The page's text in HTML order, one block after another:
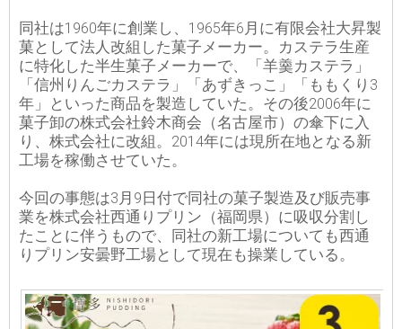
同社は1960年に創業し、1965年6月に有限会社大昇製
菓として法人改組した菓子メーカー。カステラ生産
に特化した半生菓子メーカーで、「羊羹カステラ」
「信州りんごカステラ」「あずきっこ」「ももくり3
年」といった商品を製造していた。その後2006年に
菓子卸の株式会社鈴木商会（名古屋市）の傘下に入
り、株式会社に改組。2014年には現所在地となる新
工場を稼働させていた。
今回の事態は3月9日付で同社の菓子製造及び販売事
業を株式会社西通りプリン（福岡県）に吸収分割し
たことに伴うもので、同社の新工場についても西通
りプリン安曇野工場として現在も操業している。